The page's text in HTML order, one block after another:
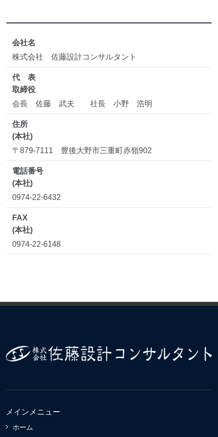
会社名
株式会社 佐藤設計コンサルタント
代 表
取締役
会長 佐藤 武夫 社長 小野 浩明
住所
(本社)
〒879-7111 豊後大野市三重町赤嶺902
電話番号
(本社)
0974-22-6432
FAX
(本社)
0974-22-6148
メインメニュー
ホーム